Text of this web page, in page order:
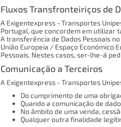
Fluxos Transfronteiriços de
A Exigentexpress - Transportes
Portugal, que concordem em utilizar
A transferência de Dados Pessoais
União Europeia / Espaço Económico
Pessoais. Nestes casos, ser-lhe-á
Comunicação a Terceiros
A Exigentexpress - Transportes
Do cumprimento de uma
Quando a comunicação de
No âmbito de uma venda,
Qualquer outra finalidade